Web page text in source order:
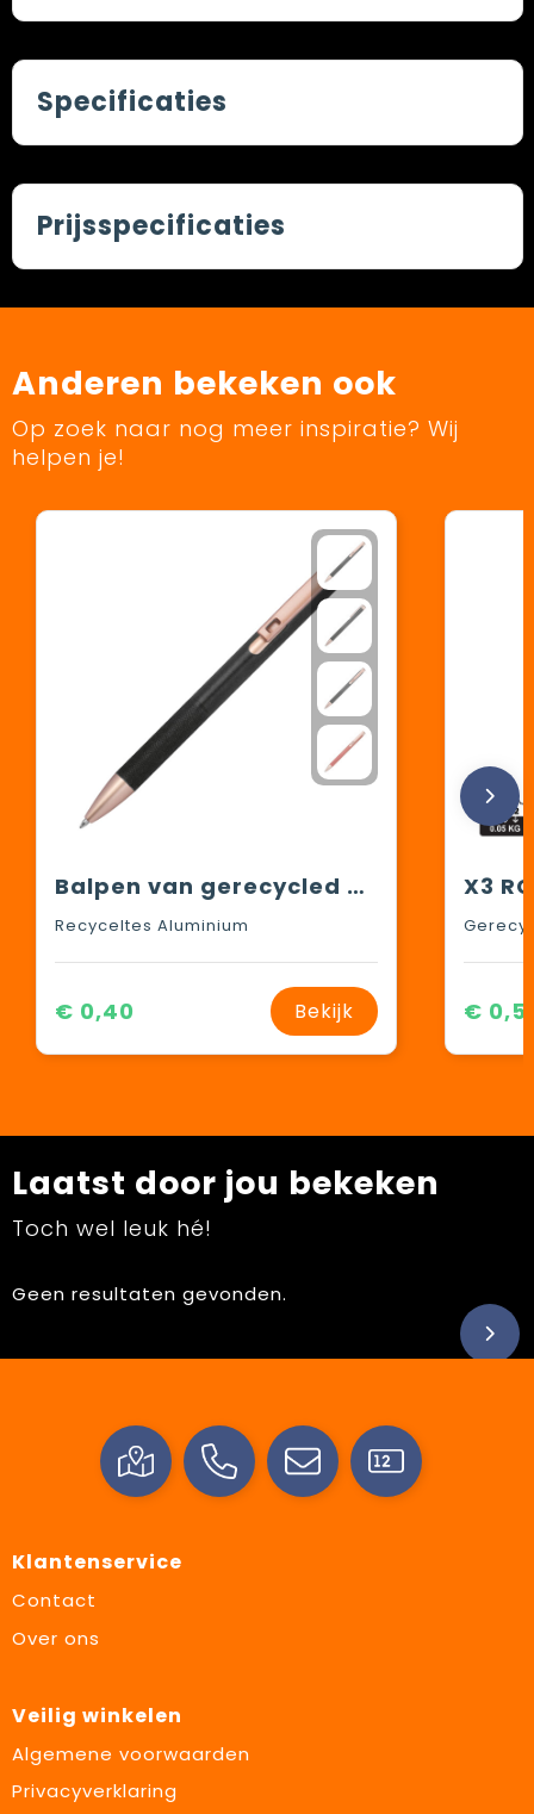
Specificaties
Prijsspecificaties
Anderen bekeken ook
Op zoek naar nog meer inspiratie? Wij
helpen je!
Balpen van gerecycled aluminium
Recyceltes Aluminium
€ 0,40 Bekijk €
Laatst door jou bekeken
Toch wel leuk hé!
Geen resultaten gevonden.
Klantenservice
Contact
Over ons
Veilig winkelen
Algemene voorwaarden
Privacyverklaring